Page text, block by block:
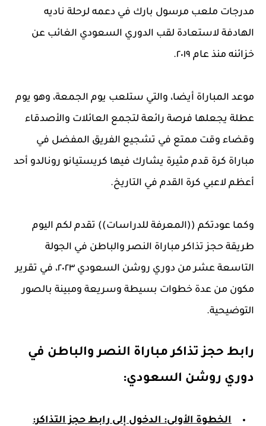
مدرجات ملعب مرسول بارك في دعمه لرحلة ناديه
الهادفة لاستعادة لقب الدوري السعودي الغائب عن
خزائنه منذ عام ٢٠١٩.
موعد المباراة أيضا، والتي ستلعب يوم الجمعة، وهو يوم
عطلة يجعلها فرصة رائعة لتجمع العائلات والأصدقاء
وقضاء وقت ممتع في تشجيع الفريق المفضل في
مباراة كرة قدم مثيرة يشارك فيها كريستيانو رونالدو أحد
أعظم لاعبي كرة القدم في التاريخ.
وكما عودتكم ((المعرفة للدراسات)) تقدم لكم اليوم
طريقة حجز تذاكر مباراة النصر والباطن في الجولة
التاسعة عشر من دوري روشن السعودي ٢٠٢٣، في تقرير
مكون من عدة خطوات بسيطة وسريعة ومبينة بالصور
التوضيحية.
رابط حجز تذاكر مباراة النصر والباطن في
دوري روشن السعودي:
الخطوة الأولى: الدخول إلى رابط حجز التذاكر: